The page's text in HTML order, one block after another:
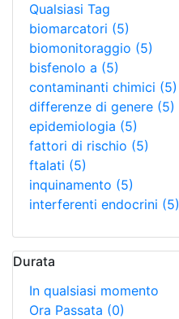
Qualsiasi Tag
biomarcatori (5)
biomonitoraggio (5)
bisfenolo a (5)
contaminanti chimici (5)
differenze di genere (5)
epidemiologia (5)
fattori di rischio (5)
ftalati (5)
inquinamento (5)
interferenti endocrini (5)
Durata
In qualsiasi momento
Ora Passata (0)